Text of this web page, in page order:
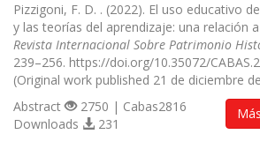
Pizzigoni, F. D. . (2022). El uso educativo
y las teorías del aprendizaje: una relación
Revista Internacional Sobre Patrimonio
239–256. https://doi.org/10.35072/
(Original work published 21 de diciembre
Abstract
2750 | Cabas2816
Downloads
231